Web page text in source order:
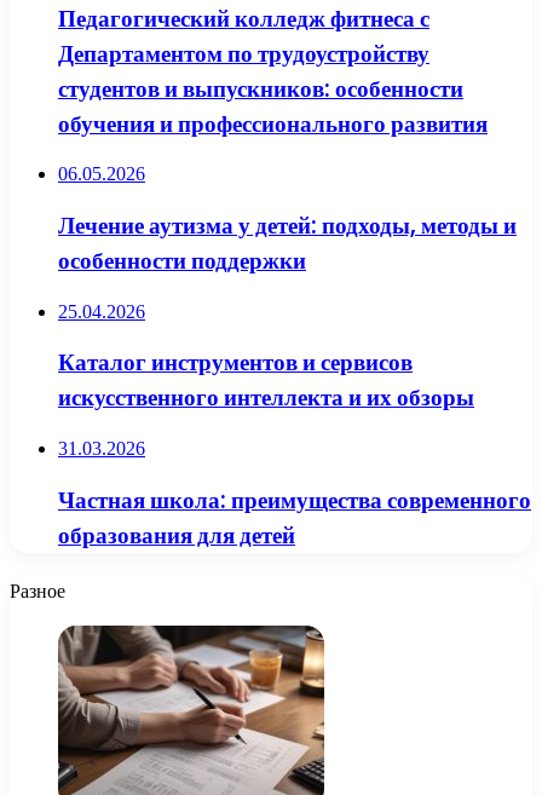
Педагогический колледж фитнеса с
Департаментом по трудоустройству
студентов и выпускников: особенности
обучения и профессионального развития
06.05.2026
Лечение аутизма у детей: подходы, методы и
особенности поддержки
25.04.2026
Каталог инструментов и сервисов
искусственного интеллекта и их обзоры
31.03.2026
Частная школа: преимущества современного
образования для детей
Разное